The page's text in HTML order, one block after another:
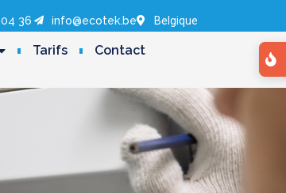
36 info@ecotek.be Belgique
Tarifs Contact